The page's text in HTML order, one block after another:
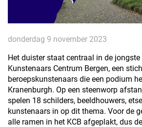
donderdag 9 november 2023
Het duister staat centraal in de
Kunstenaars Centrum Bergen, een
beroepskunstenaars die een podium
Kranenburgh. Op een steenworp
spelen 18 schilders, beeldhouwers,
kunstenaars in op dit thema. Voor de
alle ramen in het KCB afgeplakt, dus